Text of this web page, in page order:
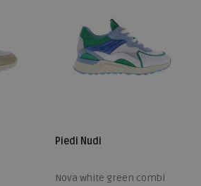
Piedi Nudi
Nova white green combi